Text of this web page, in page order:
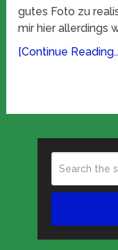
gutes Foto zu
mir hier allerdings
[Continue